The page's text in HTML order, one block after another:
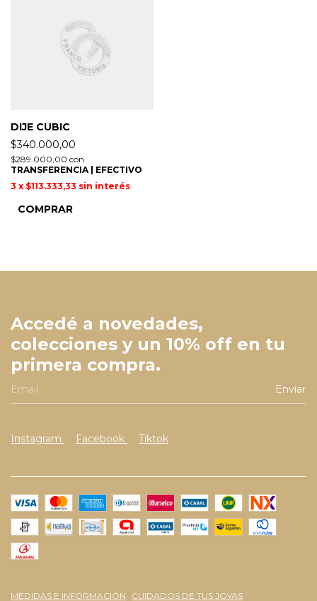
DIJE CUBIC
$340.000,00
$289.000,00 con
TRANSFERENCIA | EFECTIVO
3 x $113.333,33 sin interés
COMPRAR
Accedé a novedades,
colecciones y un 10% off en tu
primera compra.
Instagram Facebook Tiktok
MEDIDAS E INFORMACIÓN CUIDADOS DE TUS JOYAS